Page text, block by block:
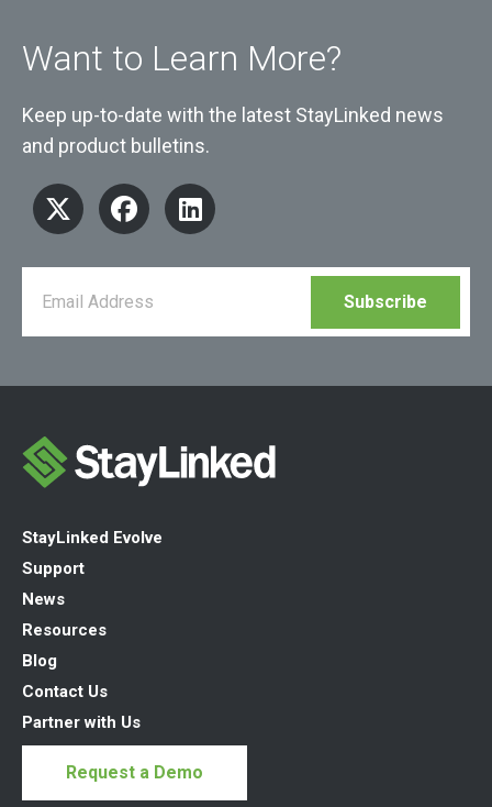
Want to Learn More?
Keep up-to-date with the latest StayLinked news
and product bulletins.
StayLinked Evolve
Support
News
Resources
Blog
Contact Us
Partner with Us
Request a Demo